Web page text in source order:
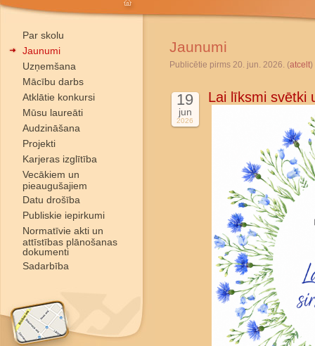
Par skolu
Jaunumi
Uzņemšana
Mācību darbs
Atklātie konkursi
Mūsu laureāti
Audzināšana
Projekti
Karjeras izglītība
Vecākiem un
pieaugušajiem
Datu drošība
Publiskie iepirkumi
Normatīvie akti un
attīstības plānošanas
dokumenti
Sadarbība
Jaunumi
Publicētie pirms 20. jun. 2026. (atcelt)
19
jun
2026
Lai līksmi svētki